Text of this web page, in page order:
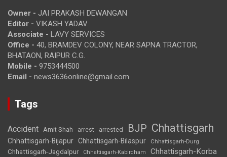
Owner - JAI PRAKASH DEWANGAN
Editor - VIKASH YADAV
Associate - LAVY SERVICES
Office - 40, BRAMDEV COLONY, NEAR SAPNA TRACTOR,
BHATAON, RAIPUR C.G.
Mobile - 9753444500
Email - news3636online@gmail.com
Tags
Accident Amit Shah arrest arrested BJP Chhattisgarh
Chhattisgarh-Bijapur Chhattisgarh-Bilaspur Chhattisgarh-Durg
Chhattisgarh-Jagdalpur Chhattisgarh-Kabirdham Chhattisgarh-Korba